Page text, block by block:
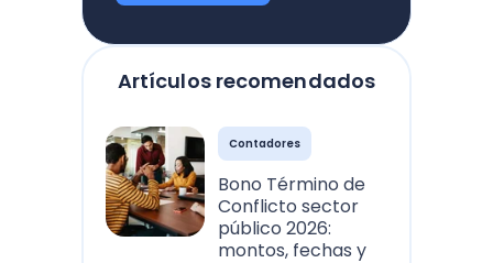
Artículos recomendados
Contadores
Bono Término de
Conflicto sector
público 2026:
montos, fechas y